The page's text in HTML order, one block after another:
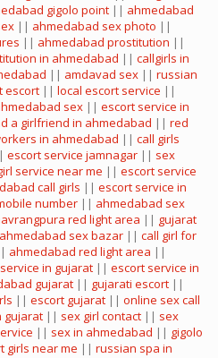
gigolo point || ahmedabad
|| ahmedabad sex photo ||
|| ahmedabad prostitution ||
in ahmedabad || callgirls in
|| amdavad sex || russian
escort || local escort service ||
sex || escort service in
a girlfriend in ahmedabad || red
in ahmedabad || call girls
escort service jamnagar || sex
service near me || escort service
call girls || escort service in
number || ahmedabad sex
red light area || gujarat
ahmedabad sex bazar || call girl for
ahmedabad red light area ||
in gujarat || escort service in
gujarat || gujarati escort ||
|| escort gujarat || online sex call
gujarat || sex girl contact || sex
|| sex in ahmedabad || gigolo
girls near me || russian spa in